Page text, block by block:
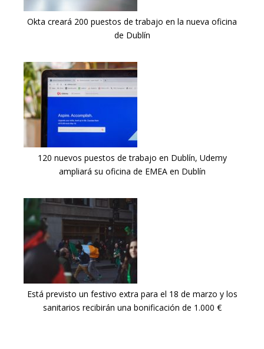
Okta creará 200 puestos de trabajo en la nueva oficina
de Dublín
120 nuevos puestos de trabajo en Dublín, Udemy
ampliará su oficina de EMEA en Dublín
Está previsto un festivo extra para el 18 de marzo y los
sanitarios recibirán una bonificación de 1.000 €